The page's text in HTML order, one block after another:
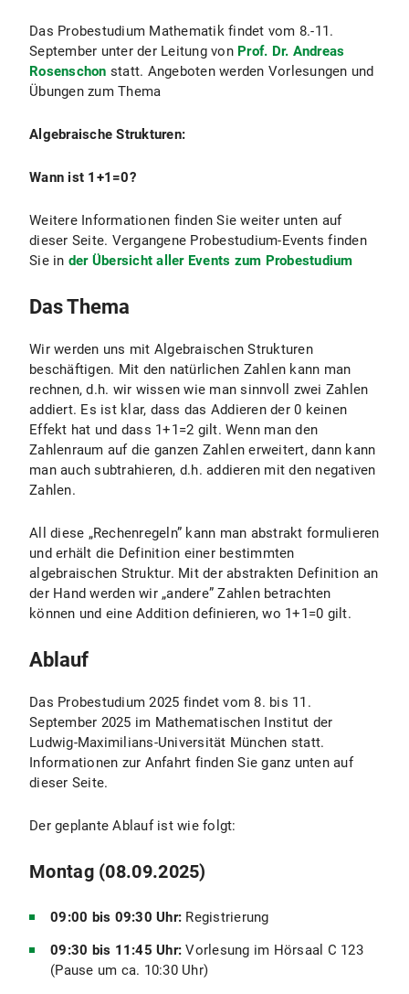
Das Probestudium Mathematik findet vom 8.-11.
September unter der Leitung von Prof. Dr. Andreas
Rosenschon statt. Angeboten werden Vorlesungen und
Übungen zum Thema
Algebraische Strukturen:
Wann ist 1+1=0?
Weitere Informationen finden Sie weiter unten auf
dieser Seite. Vergangene Probestudium-Events finden
Sie in der Übersicht aller Events zum Probestudium
Das Thema
Wir werden uns mit Algebraischen Strukturen
beschäftigen. Mit den natürlichen Zahlen kann man
rechnen, d.h. wir wissen wie man sinnvoll zwei Zahlen
addiert. Es ist klar, dass das Addieren der 0 keinen
Effekt hat und dass 1+1=2 gilt. Wenn man den
Zahlenraum auf die ganzen Zahlen erweitert, dann kann
man auch subtrahieren, d.h. addieren mit den negativen
Zahlen.
All diese „Rechenregeln” kann man abstrakt formulieren
und erhält die Definition einer bestimmten
algebraischen Struktur. Mit der abstrakten Definition an
der Hand werden wir „andere” Zahlen betrachten
können und eine Addition definieren, wo 1+1=0 gilt.
Ablauf
Das Probestudium 2025 findet vom 8. bis 11.
September 2025 im Mathematischen Institut der
Ludwig-Maximilians-Universität München statt.
Informationen zur Anfahrt finden Sie ganz unten auf
dieser Seite.
Der geplante Ablauf ist wie folgt:
Montag (08.09.2025)
09:00 bis 09:30 Uhr: Registrierung
09:30 bis 11:45 Uhr: Vorlesung im Hörsaal C 123
(Pause um ca. 10:30 Uhr)